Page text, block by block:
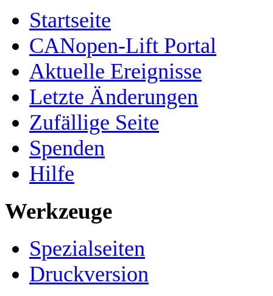
Startseite
CANopen-Lift Portal
Aktuelle Ereignisse
Letzte Änderungen
Zufällige Seite
Spenden
Hilfe
Werkzeuge
Spezialseiten
Druckversion